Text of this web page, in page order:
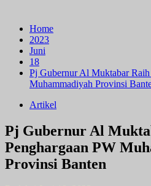
Home
2023
Juni
18
Pj Gubernur Al Muktabar Raih
Muhammadiyah Provinsi
Artikel
Pj Gubernur Al
Penghargaan PW
Provinsi Banten